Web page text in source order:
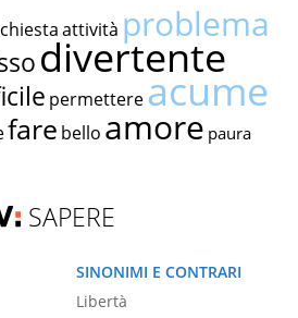
attività problema
divertente
permettereacume
fare bello amore paura
SAPERE
SINONIMI E CONTRARI
Libertà